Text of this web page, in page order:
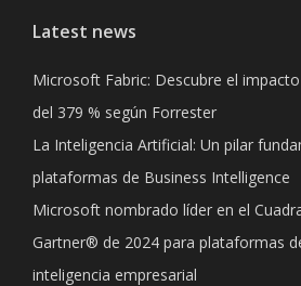
Latest news
Microsoft Fabric: Descubre el
del 379 % según Forrester
La Inteligencia Artificial: Un pilar
plataformas de Business Intelligence
Microsoft nombrado líder en el
Gartner® de 2024 para plataformas
inteligencia empresarial